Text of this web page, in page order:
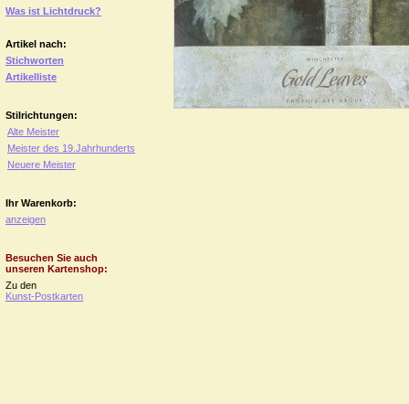
Was ist Lichtdruck?
Artikel nach:
Stichworten
Artikelliste
Stilrichtungen:
Alte Meister
Meister des 19.Jahrhunderts
Neuere Meister
Ihr Warenkorb:
anzeigen
Besuchen Sie auch
unseren Kartenshop:
Zu den
Kunst-Postkarten